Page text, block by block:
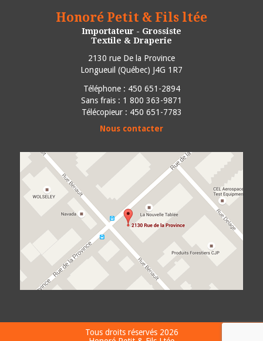
Honoré Petit & Fils ltée
Importateur - Grossiste
Textile & Draperie
2130 rue De la Province
Longueuil (Québec) J4G 1R7
Téléphone : 450 651-2894
Sans frais : 1 800 363-9871
Télécopieur : 450 651-7783
Nous contacter
Tous droits réservés 2026